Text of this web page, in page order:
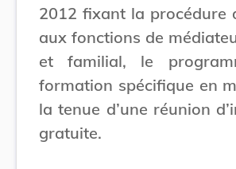
2012 fixant la procédure
aux fonctions de
et familial, le
formation spécifique en
la tenue d’une réunion
gratuite.